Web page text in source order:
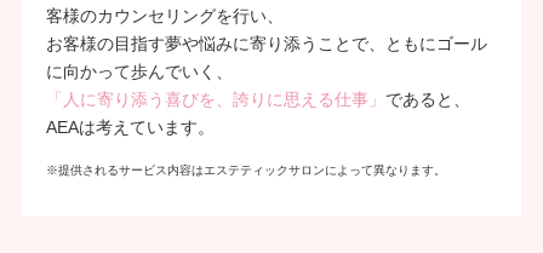
客様のカウンセリングを行い、
お客様の目指す夢や悩みに寄り添うことで、ともにゴール
に向かって歩んでいく、
「人に寄り添う喜びを、誇りに思える仕事」 であると、
AEAは考えています。
※提供されるサービス内容はエステティックサロンによって異なります。